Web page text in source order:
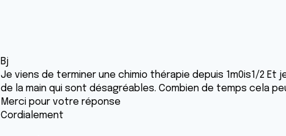
Bj
Je viens de terminer une chimio thérapie depuis 1m0is1/2
de la main qui sont désagréables. Combien de temps cela
Merci pour votre réponse
Cordialement